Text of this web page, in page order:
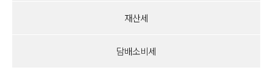
재산세
담배소비세